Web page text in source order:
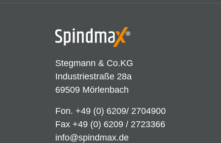
Stegmann & Co.KG
Industriestraße 28a
69509 Mörlenbach
Fon. +49 (0) 6209/ 2704900
Fax +49 (0) 6209 / 2723366
info@spindmax.de